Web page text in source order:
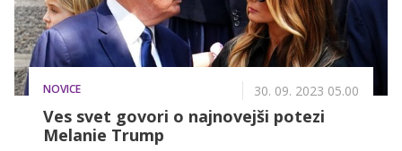
NOVICE 30. 09. 2023 05.00
Ves svet govori o najnovejši potezi
Melanie Trump